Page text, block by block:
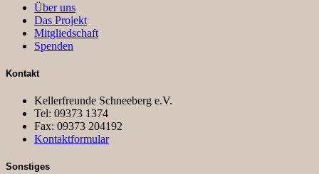
Über uns
Das Projekt
Mitgliedschaft
Spenden
Kontakt
Kellerfreunde Schneeberg e.V.
Tel: 09373 1374
Fax: 09373 204192
Kontaktformular
Sonstiges